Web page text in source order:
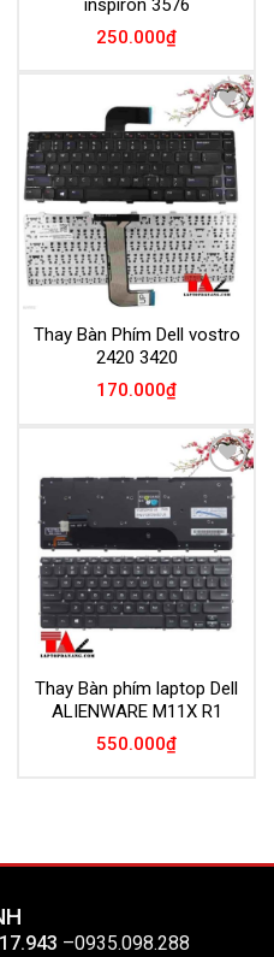
250.000₫
Add to
Wishlist
Thay Bàn Phím Dell vostro
2420 3420
170.000₫
Add to
Wishlist
Thay Bàn phím laptop Dell
ALIENWARE M11X R1
550.000₫
–0935.098.288